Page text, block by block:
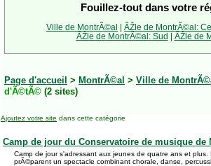
Fouillez-tout dans votre
Ville de MontrÃ©al | ÃŽle de MontrÃ©al:
ÃŽle de MontrÃ©al: Sud | ÃŽle de
Page d'accueil > MontrÃ©al > Ville de
d'Ã©tÃ© (2 sites)
Ajoutez votre site dans cette catégorie
Camp de jour du Conservatoire de musique de
Camp de jour s'adressant aux jeunes de quatre ans et
prÃ©parent un spectacle combinant chorale, danse,